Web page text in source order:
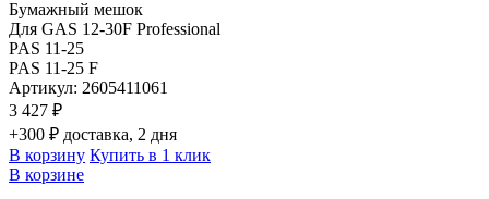
Бумажный мешок
Для GAS 12-30F Professional
PAS 11-25
PAS 11-25 F
Артикул: 2605411061
3 427 ₽
+300 ₽ доставка, 2 дня
В корзину Купить в 1 клик
В корзине